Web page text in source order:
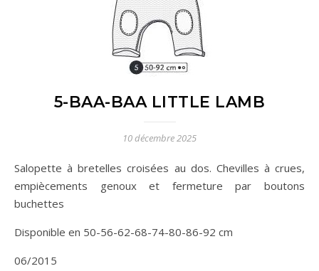
5-BAA-BAA LITTLE LAMB
10 décembre 2025
Salopette à bretelles croisées au dos. Chevilles à crues,
empiècements genoux et fermeture par boutons
buchettes
Disponible en 50-56-62-68-74-80-86-92 cm
06/2015